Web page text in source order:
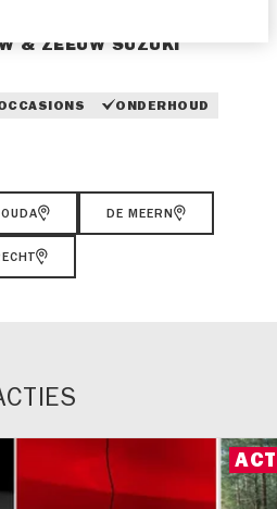
& ZEEUW SUZUKI
ONDERHOUD
DE MEERN